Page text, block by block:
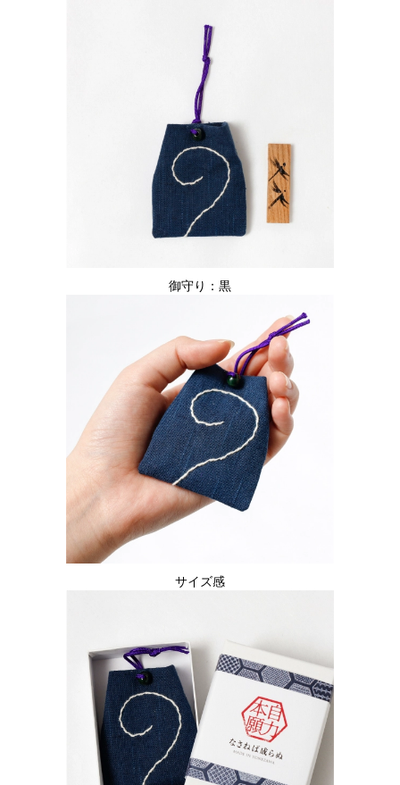
御守り：黒
サイズ感